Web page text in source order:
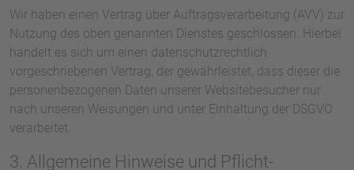
Wir haben einen Vertrag über Auftragsverarbeitung (AVV) zur
Nutzung des oben genannten Dienstes geschlossen. Hierbei
handelt es sich um einen datenschutzrechtlich
vorgeschriebenen Vertrag, der gewährleistet, dass dieser die
personenbezogenen Daten unserer Websitebesucher nur
nach unseren Weisungen und unter Einhaltung der DSGVO
verarbeitet.
3. Allgemeine Hinweise und Pflicht­